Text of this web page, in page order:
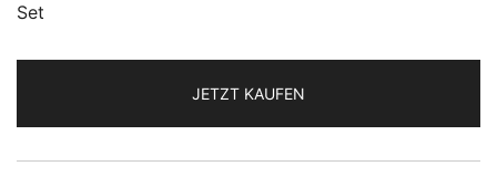
Set
JETZT KAUFEN